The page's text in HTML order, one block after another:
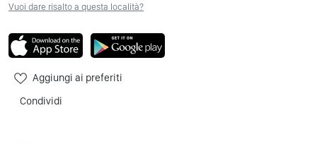
Vuoi dare risalto a questa località?
Aggiungi ai preferiti
Condividi